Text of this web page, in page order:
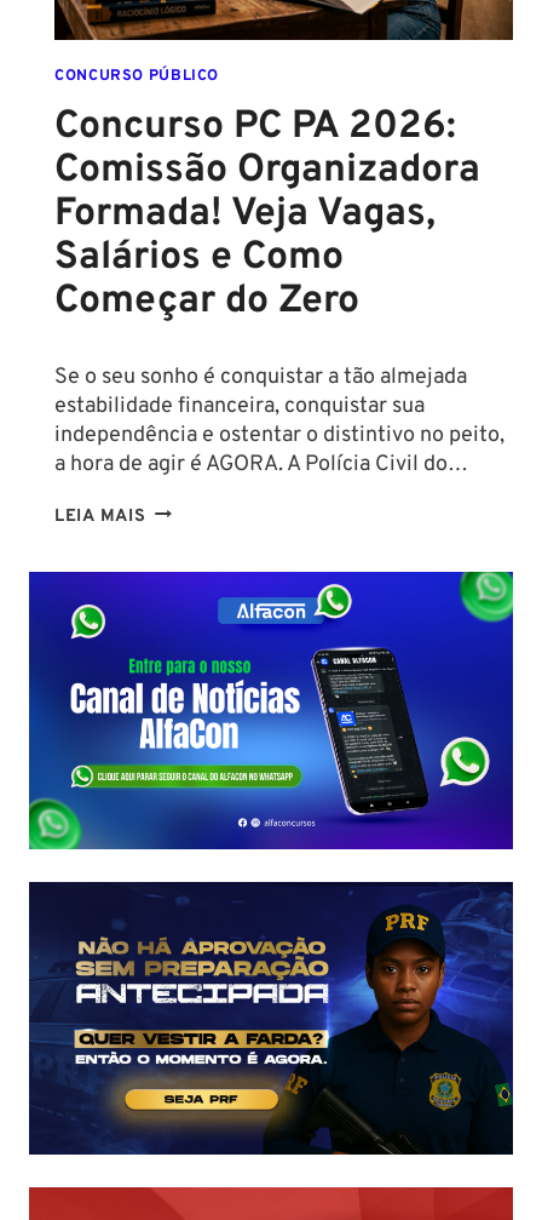
IMINENTE!
SALÁRIOS
CHEGAM
R$
43
CONCURSO PÚBLICO
Concurso PC PA 2026:
Comissão Organizadora
Formada! Veja Vagas,
Salários e Como
Começar do Zero
Se o seu sonho é conquistar a tão almejada
estabilidade financeira, conquistar sua
independência e ostentar o distintivo no peito,
a hora de agir é AGORA. A Polícia Civil do…
LEIA MAIS CONCURSO
PA
COMISSÃO
ORGANIZADORA
FORMADA!
VEJA
VAGAS,
SALÁRIOS
DO